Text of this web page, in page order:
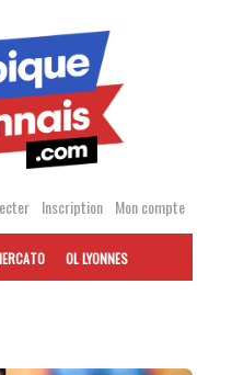
Inscription Mon compte
OL LYONNES